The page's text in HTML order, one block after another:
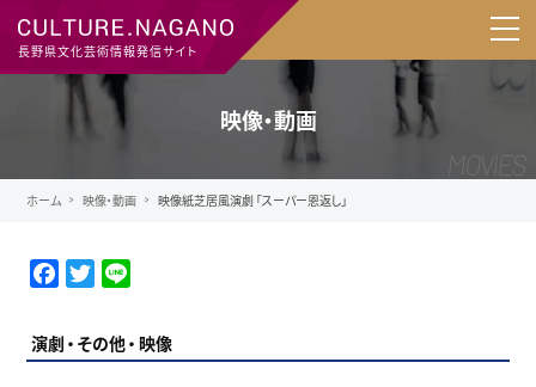
長野県文化芸術情報発信サイト
映像・動画
ホーム 映像・動画 映像紙芝居⾵演劇 「スーパー恩返し」
演劇 その他 映像
F
c
e
T
i
t
n
e